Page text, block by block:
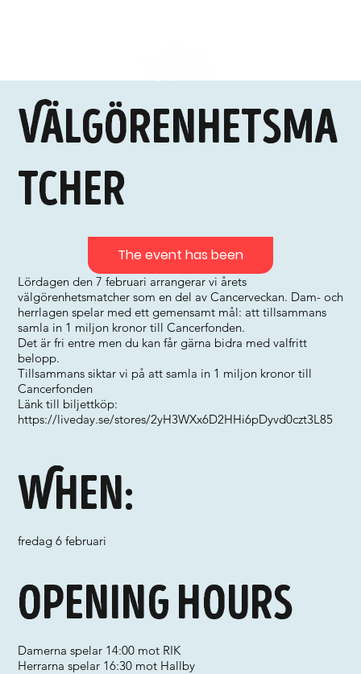
Välgörenhetsma
tcher
Lördagen den 7 februari arrangerar vi årets
välgörenhetsmatcher som en del av Cancerveckan. Dam- och
herrlagen spelar med ett gemensamt mål: att tillsammans
samla in 1 miljon kronor till Cancerfonden.
Det är fri entre men du kan får gärna bidra med valfritt
belopp.
Tillsammans siktar vi på att samla in 1 miljon kronor till
Cancerfonden
Länk till biljettköp:
https://liveday.se/stores/2yH3WXx6D2HHi6pDyvd0czt3L85
When:
fredag 6 februari
Opening hours
Damerna spelar 14:00 mot RIK
Herrarna spelar 16:30 mot Hallby
The event has been